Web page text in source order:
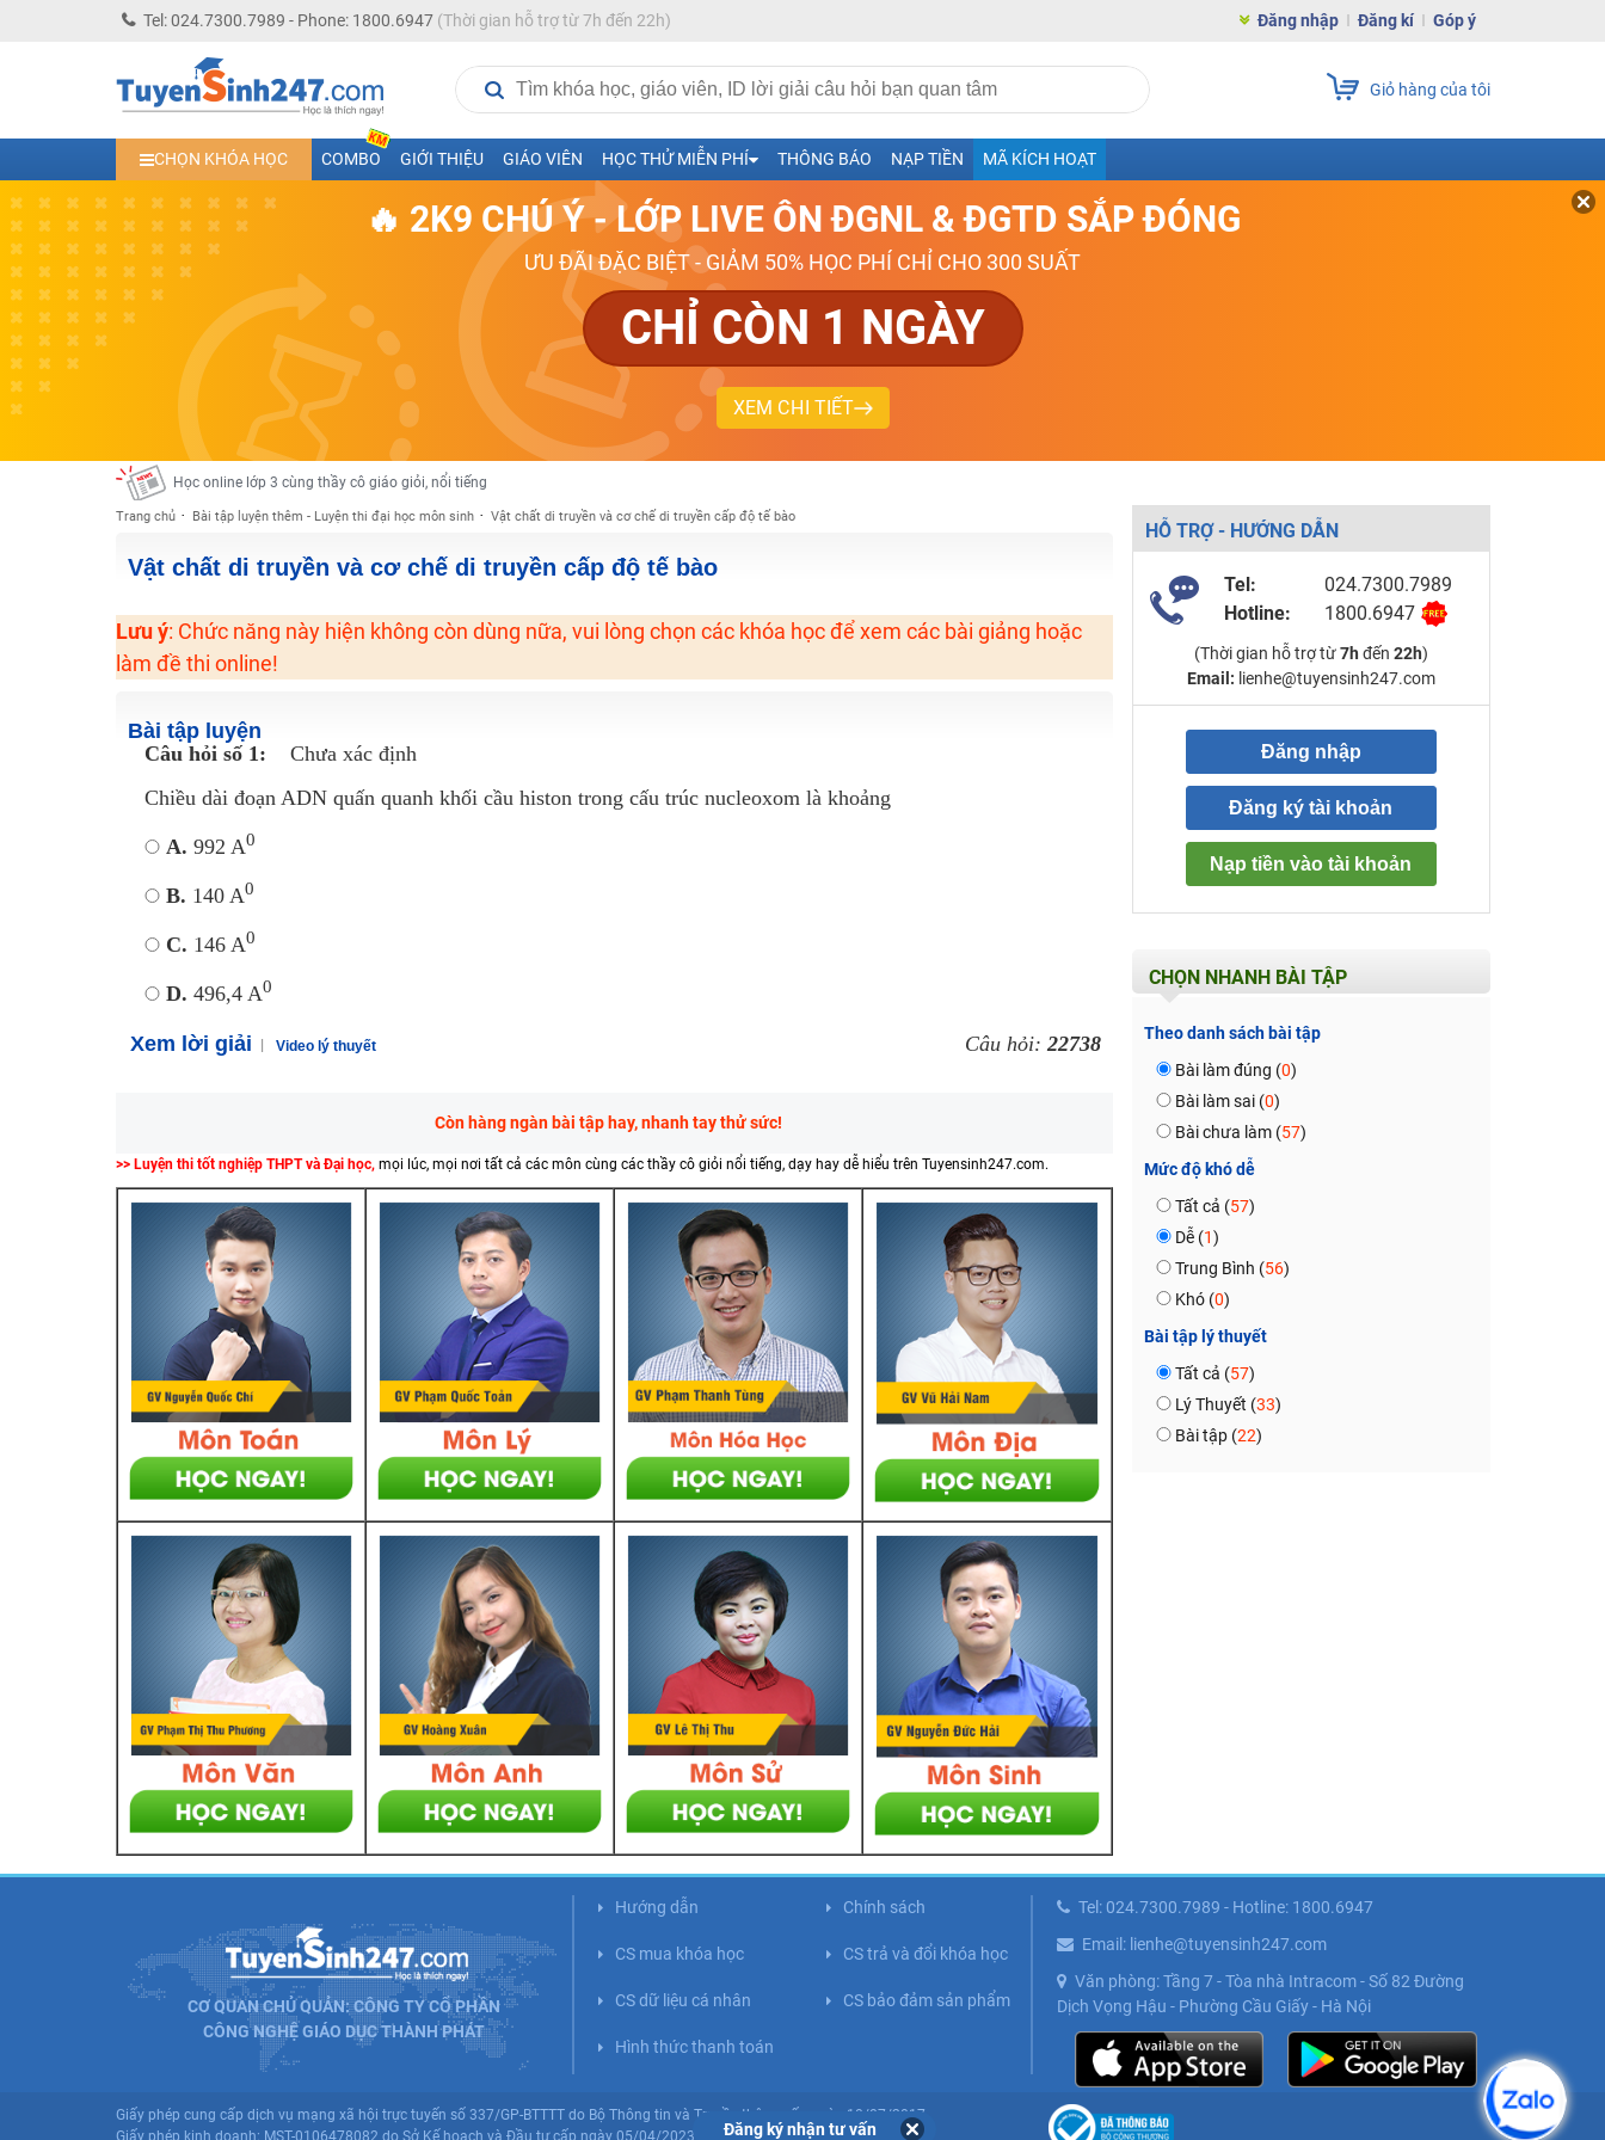
Tel: 024.7300.7989 - Phone: 1800.6947(Thời gian hỗ trợ từ 7h đến 22h) Đăng nhập Đăng kí Góp ý
Giỏ hàng của tôi
CHỌN KHÓA HỌC COMBO GIỚI THIỆU GIÁO VIÊN HỌC THỬ MIỄN PHÍ THÔNG BÁO NẠP TIỀN MÃ KÍCH HOẠT
🔥 2K9 CHÚ Ý - LỚP LIVE ÔN ĐGNL & ĐGTD SẮP ĐÓNG
ƯU ĐÃI ĐẶC BIỆT - GIẢM 50% HỌC PHÍ CHỈ CHO 300 SUẤT
CHỈ CÒN 1 NGÀY
XEM CHI TIẾT
Học trực tuyến lớp 10 các môn Toán - Lý - Hóa - Văn - Anh- Sinh-Sử-Địa cùng Thầy Cô giỏi, nổi tiếng
Học online trực tuyến cấp Tiểu học và THCS năm học 2026-2027
Học online lớp 5 cùng thầy cô giáo giỏi, nổi tiếng
Học online lớp 7 cùng thầy cô giáo giỏi
Học online lớp 6 cùng thầy cô giỏi, nổi tiếng
Học online lớp 8 cùng thầy cô giáo giỏi
2K13! Bứt Phá Lớp 5 Năm Học 2023 - 2024
Học online lớp 4 cùng thầy cô giáo giỏi, nổi tiếng
Học online lớp 3 cùng thầy cô giáo giỏi, nổi tiếng
Học online lớp 2 với thầy cô giáo giỏi, nổi tiếng
2K6! Lộ Trình Sun 2024 - Ba bước luyện thi TN THPT - ĐH ít nhất 25 điểm
Khuyến Mãi Khoá Học 1K Chỉ Từ 11-13/09/2024
Đồng giá khóa học 499K - 399K (13/11-15/11)
Khai giảng khóa Ngữ văn 7 - xây nền vững chắc cho tương lai!
Trang chủ Bài tập luyện thêm - Luyện thi đại học môn sinh Vật chất di truyền và cơ chế di truyền cấp độ tế bào
Vật chất di truyền và cơ chế di truyền cấp độ tế bào
Lưu ý: Chức năng này hiện không còn dùng nữa, vui lòng chọn các khóa học để xem các bài giảng hoặc
làm đề thi online!
Bài tập luyện
Câu hỏi số 1:
Chưa xác định
Chiều dài đoạn ADN quấn quanh khối cầu histon trong cấu trúc nucleoxom là khoảng
A. 992 A0
B. 140 A0
C. 146 A0
D. 496,4 A0
Xem lời giải Video lý thuyết Câu hỏi:22738
Còn hàng ngàn bài tập hay, nhanh tay thử sức!
>> Luyện thi tốt nghiệp THPT và Đại học, mọi lúc, mọi nơi tất cả các môn cùng các thầy cô giỏi nổi tiếng, dạy hay dễ hiểu trên Tuyensinh247.com.
HỖ TRỢ - HƯỚNG DẪN
Tel:
024.7300.7989
Hotline:
1800.6947
(Thời gian hỗ trợ từ7h đến 22h)
Email: lienhe@tuyensinh247.com
Đăng nhập
Đăng ký tài khoản
Nạp tiền vào tài khoản
CHỌN NHANH BÀI TẬP
Theo danh sách bài tập
Bài làm đúng (0)
Bài làm sai (0)
Bài chưa làm (57)
Mức độ khó dễ
Tất cả (57)
Dễ (1)
Trung Bình (56)
Khó (0)
Bài tập lý thuyết
Tất cả (57)
Lý Thuyết (33)
Bài tập (22)
Đăng ký nhận tư vấn
CƠ QUAN CHỦ QUẢN: CÔNG TY CỔ PHẦN
CÔNG NGHỆ GIÁO DỤC THÀNH PHÁT
Hướng dẫn Chính sách
CS mua khóa học CS trả và đổi khóa học
CS dữ liệu cá nhân CS bảo đảm sản phẩm
Hình thức thanh toán
Tel: 024.7300.7989 - Hotline: 1800.6947
Email: lienhe@tuyensinh247.com
Văn phòng: Tầng 7 - Tòa nhà Intracom - Số 82 Đường
Dịch Vọng Hậu - Phường Cầu Giấy - Hà Nội
Giấy phép cung cấp dịch vụ mạng xã hội trực tuyến số 337/GP-BTTTT do Bộ Thông tin và Truyền thông cấp ngày 10/07/2017.
Giấy phép kinh doanh: MST-0106478082 do Sở Kế hoạch và Đầu tư cấp ngày 05/04/2023 (Lần 5).